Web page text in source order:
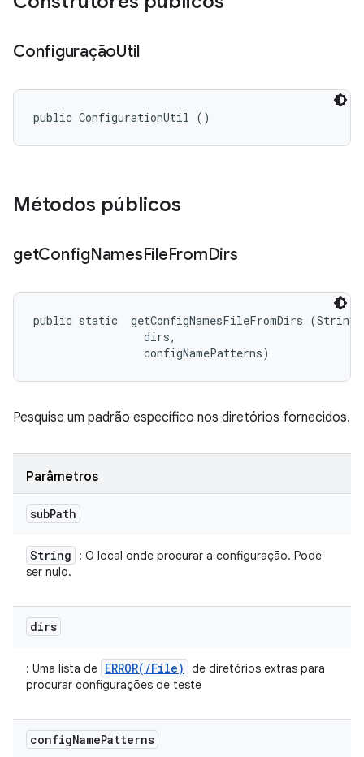
ConfiguraçãoUtil
public ConfigurationUtil ()
Métodos públicos
getConfigNamesFileFromDirs
public static
getConfigNamesFileFromDirs
dirs,
configNamePatterns)
Pesquise um padrão específico nos diretórios fornecidos.
Parâmetros
subPath
String
: O local onde procurar a configuração. Pode
ser nulo.
dirs
: Uma lista de ERROR(/File)
de diretórios extras para
procurar configurações de teste
configNamePatterns